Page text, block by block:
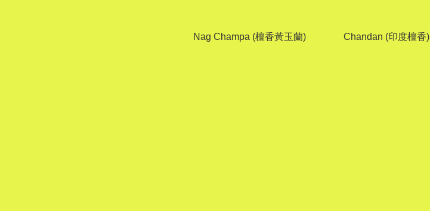
Nag Champa (檀香黃玉蘭) Chandan (印度檀香)